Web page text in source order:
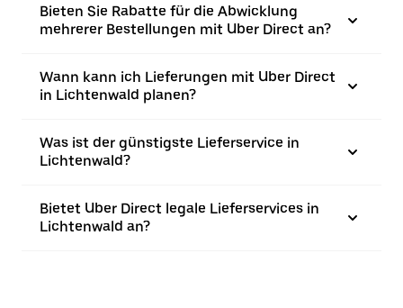
Bieten Sie Rabatte für die Abwicklung
mehrerer Bestellungen mit Uber Direct an?
Wann kann ich Lieferungen mit Uber Direct
in Lichtenwald planen?
Was ist der günstigste Lieferservice in
Lichtenwald?
Bietet Uber Direct legale Lieferservices in
Lichtenwald an?